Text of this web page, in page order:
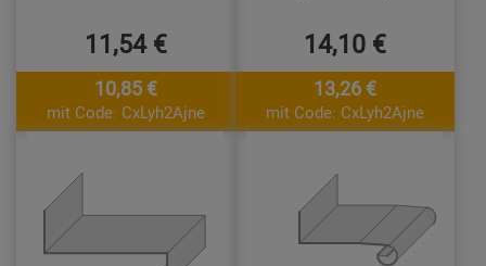
11,54 €
10,85 €
mit Code: CxLyh2Ajne
14,10 €
13,26 €
mit Code: CxLyh2Ajne